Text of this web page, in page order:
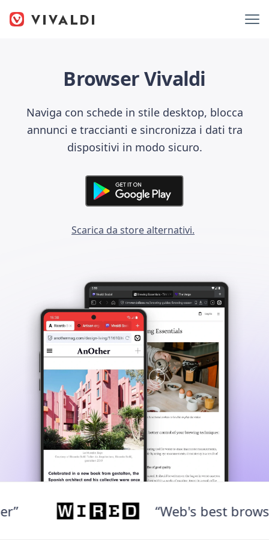
Browser Vivaldi
Naviga con schede in stile desktop, blocca
annunci e traccianti e sincronizza i dati tra
dispositivi in modo sicuro.
Scarica da store alternativi.
“Web's best browser”